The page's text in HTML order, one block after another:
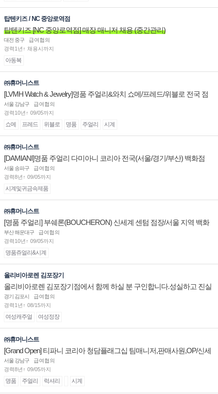
탑텐키즈 / NC 중앙로역점
탑텐키즈 [NC 중앙로역점] 매장 매니저 채용 (중간관리)
대전 중구
급여협의
경력1년↑ 채용시까지
아동복
㈜휴머니스트
[LVMH Watch & Jewelry]명품 주얼리&와치 쇼메/프레드/위블로 전국 점
장/부점장/판매사원 채용
서울 강남구
급여협의
경력10년↑ 09/05까지
쇼메 프레드 위블로 명품 주얼리 시계
㈜휴머니스트
[DAMIANI]명품 주얼리 다미아니 코리아 전국(서울/경기/부산) 백화점
부점장/판매사원 채용
서울 송파구
급여협의
경력8년↑ 09/05까지
시계및귀금속제품
㈜휴머니스트
[명품 주얼리] 부쉐론(BOUCHERON) 신세계 센텀 점장/서울 지역 백화
점 판매사원 채용
부산 해운대구
급여협의
경력10년↑ 09/05까지
명품쥬얼리&시계
올리비아로렌 김포장기
올리비아로렌 김포장기점에서 함께 하실 분 구인합니다.성실하고 진실
된 마음 하나면 됩니다.
경기 김포시
급여협의
경력1년↑ 08/15까지
여성캐주얼 여성정장
㈜휴머니스트
[Grand Open] 티파니 코리아 청담플래그십 팀매니저,판매사원,OP/신세
계대전 판매사원 채용
서울 강남구
급여협의
경력8년↑ 09/05까지
명품 주얼리 럭셔리 시계